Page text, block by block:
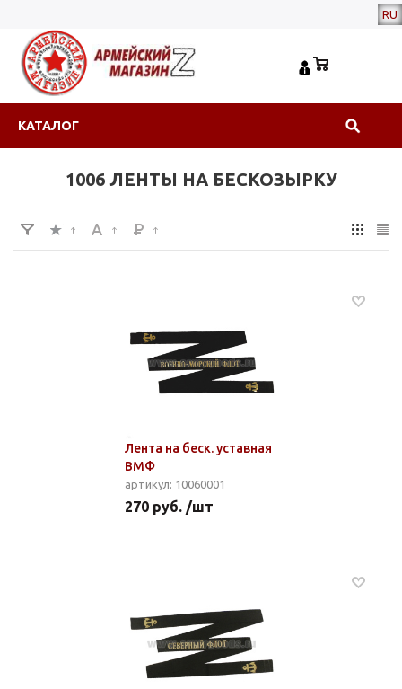
RU
КАТАЛОГ
1006 ЛЕНТЫ НА БЕСКОЗЫРКУ
Лента на беск. уставная
ВМФ
артикул: 10060001
270 руб. /шт